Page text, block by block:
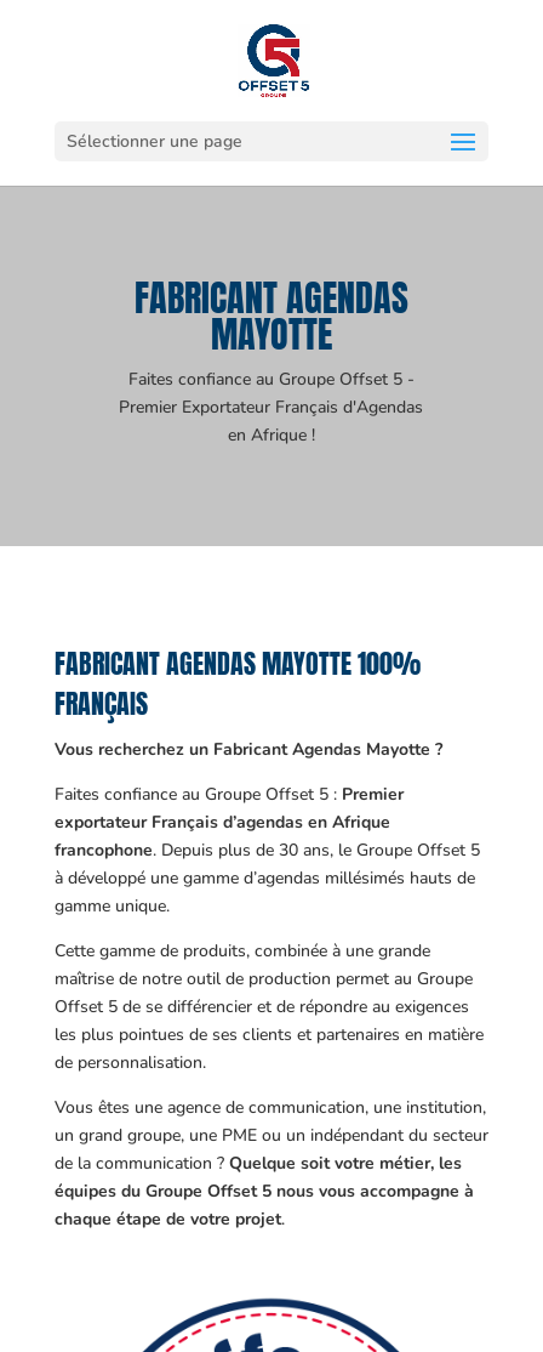
Sélectionner une page
FABRICANT AGENDAS
MAYOTTE
Faites confiance au Groupe Offset 5 -
Premier Exportateur Français d'Agendas
en Afrique !
FABRICANT AGENDAS MAYOTTE 100%
FRANÇAIS
Vous recherchez un Fabricant Agendas Mayotte ?
Faites confiance au Groupe Offset 5 : Premier
exportateur Français d’agendas en Afrique
francophone. Depuis plus de 30 ans, le Groupe Offset 5
à développé une gamme d’agendas millésimés hauts de
gamme unique.
Cette gamme de produits, combinée à une grande
maîtrise de notre outil de production permet au Groupe
Offset 5 de se différencier et de répondre au exigences
les plus pointues de ses clients et partenaires en matière
de personnalisation.
Vous êtes une agence de communication, une institution,
un grand groupe, une PME ou un indépendant du secteur
de la communication ? Quelque soit votre métier, les
équipes du Groupe Offset 5 nous vous accompagne à
chaque étape de votre projet.